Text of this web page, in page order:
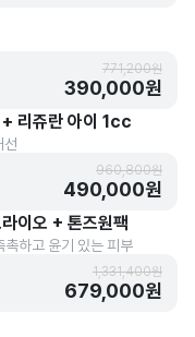
771,200원
390,000원
리쥬란 아이 1cc
선
960,800원
490,000원
이오 + 톤즈원팩
하고 윤기 있는 피부
1,331,400원
679,000원